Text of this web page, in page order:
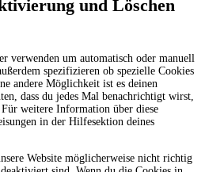
und Löschen
verwenden um automatisch oder manuell
spezifizieren ob spezielle Cookies
andere Möglichkeit ist es deinen
dass du jedes Mal benachrichtigt wirst,
weitere Information über diese
in der Hilfesektion deines
Website möglicherweise nicht richtig